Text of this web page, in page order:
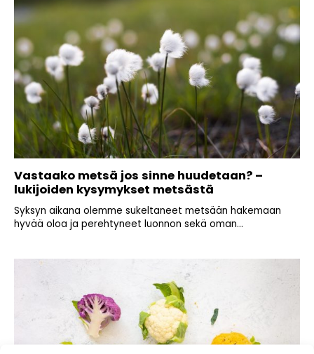
Vastaako metsä jos sinne huudetaan? –
lukijoiden kysymykset metsästä
Syksyn aikana olemme sukeltaneet metsään hakemaan
hyvää oloa ja perehtyneet luonnon sekä oman...